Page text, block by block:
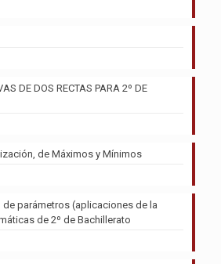
DE DOS RECTAS PARA 2º DE
de Máximos y Mínimos
parámetros (aplicaciones de la
de 2º de Bachillerato